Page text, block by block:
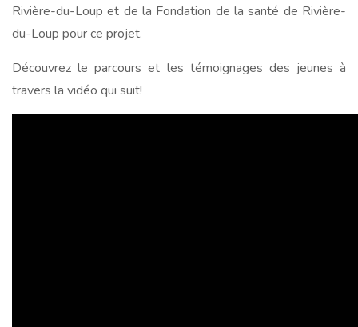
Rivière-du-Loup et de la Fondation de la santé de Rivière-
du-Loup pour ce projet.
Découvrez le parcours et les témoignages des jeunes à
travers la vidéo qui suit!